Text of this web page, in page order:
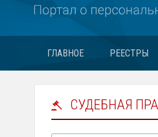
ГЛАВНОЕ РЕЕСТРЫ
СУДЕБНАЯ